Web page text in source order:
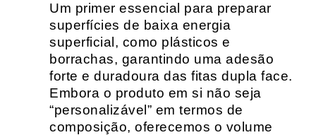
Um primer essencial para preparar
superfícies de baixa energia
superficial, como plásticos e
borrachas, garantindo uma adesão
forte e duradoura das fitas dupla face.
Embora o produto em si não seja
“personalizável” em termos de
composição, oferecemos o volume